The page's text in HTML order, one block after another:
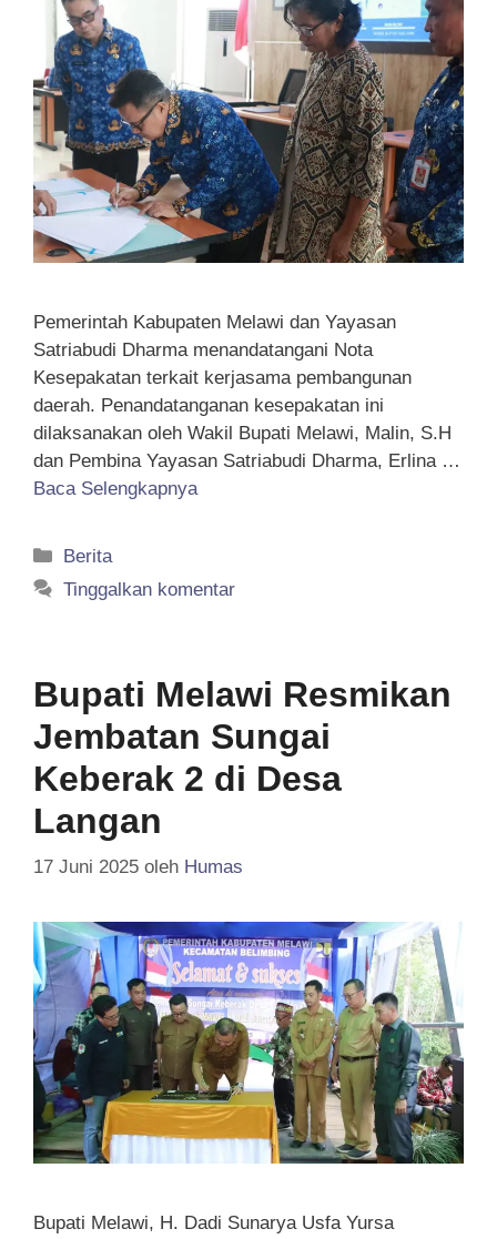
Pemerintah Kabupaten Melawi dan Yayasan
Satriabudi Dharma menandatangani Nota
Kesepakatan terkait kerjasama pembangunan
daerah. Penandatanganan kesepakatan ini
dilaksanakan oleh Wakil Bupati Melawi, Malin, S.H
dan Pembina Yayasan Satriabudi Dharma, Erlina …
Baca Selengkapnya
Kategori
Berita
Tinggalkan komentar
Bupati Melawi Resmikan
Jembatan Sungai
Keberak 2 di Desa
Langan
17 Juni 2025 oleh Humas
Bupati Melawi, H. Dadi Sunarya Usfa Yursa